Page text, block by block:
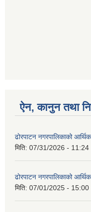
ऐन, कानुन तथा
ढोरपाटन नगरपालिकाको
मिति: 07/31/2026 - 11:24
ढोरपाटन नगरपालिकाको
मिति: 07/01/2025 - 15:00